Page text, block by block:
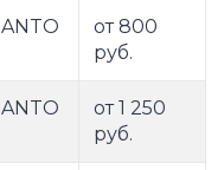
от 800
руб.
от 1 250
руб.